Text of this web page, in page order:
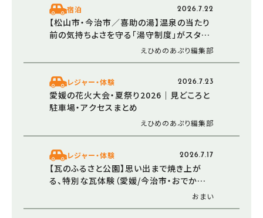
宿泊 2026.7.22
【松山市・今治市／喜助の湯】温泉の当たり
前の気持ちよさを守る「湯守制度」がスター
えひめのあぷり編集部
レジャー・体験 2026.7.23
愛媛の花火大会・夏祭り2026｜見どころと
駐車場・アクセスまとめ
えひめのあぷり編集部
レジャー・体験 2026.7.17
【瓦のふるさと公園】思い出まで焼き上が
る、特別な瓦体験（愛媛/今治市・おでかけレ
おまい